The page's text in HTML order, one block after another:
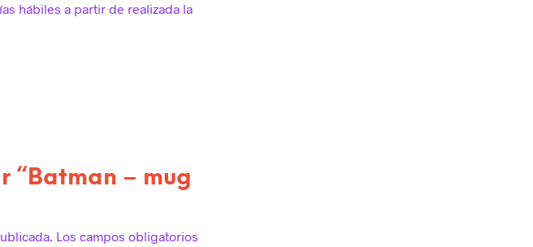
hábiles a partir de realizada la
“Batman – mug
Los campos obligatorios